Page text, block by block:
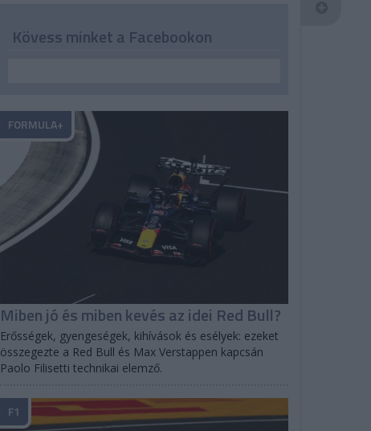
Kövess minket a Facebookon
Miben jó és miben kevés az idei Red Bull?
Erősségek, gyengeségek, kihívások és esélyek: ezeket
összegezte a Red Bull és Max Verstappen kapcsán
Paolo Filisetti technikai elemző.
FORMULA+
F1